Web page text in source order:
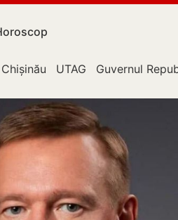
Chișinău UTAG Guvernul